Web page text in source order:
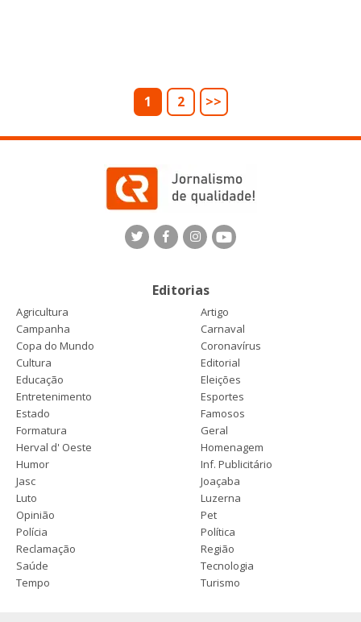
1 2 >>
Editorias
Agricultura
Artigo
Campanha
Carnaval
Copa do Mundo
Coronavírus
Cultura
Editorial
Educação
Eleições
Entretenimento
Esportes
Estado
Famosos
Formatura
Geral
Herval d' Oeste
Homenagem
Humor
Inf. Publicitário
Jasc
Joaçaba
Luto
Luzerna
Opinião
Pet
Polícia
Política
Reclamação
Região
Saúde
Tecnologia
Tempo
Turismo